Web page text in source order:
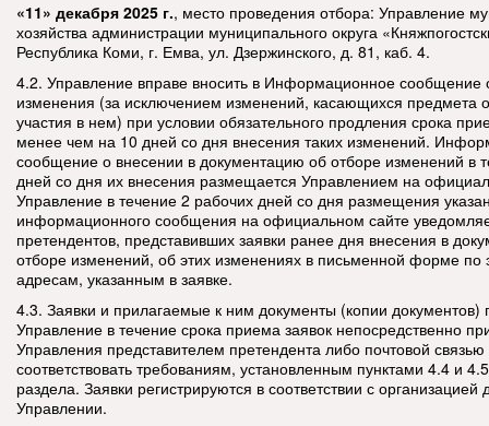
«11» декабря 2025 г., место проведения отбора: Управление
хозяйства администрации муниципального округа
Республика Коми, г. Емва, ул. Дзержинского, д. 81, каб. 4.
4.2. Управление вправе вносить в Информационное сообщение
изменения (за исключением изменений, касающихся предмета
участия в нем) при условии обязательного продления срока
менее чем на 10 дней со дня внесения таких изменений.
сообщение о внесении в документацию об отборе изменений в
дней со дня их внесения размещается Управлением на
Управление в течение 2 рабочих дней со дня размещения
информационного сообщения на официальном сайте
претендентов, представивших заявки ранее дня внесения в
отборе изменений, об этих изменениях в письменной форме по
адресам, указанным в заявке.
4.3. Заявки и прилагаемые к ним документы (копии документов)
Управление в течение срока приема заявок непосредственно
Управления представителем претендента либо почтовой
соответствовать требованиям, установленным пунктами 4.4 и
раздела. Заявки регистрируются в соответствии с организацией
Управлении.